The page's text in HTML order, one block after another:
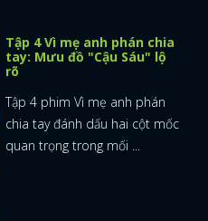
Tập 4 Vì mẹ anh phán chia
tay: Mưu đồ "Cậu Sáu" lộ
rõ
Tập 4 phim Vì mẹ anh phán
chia tay đánh dấu hai cột mốc
quan trọng trong mối ...